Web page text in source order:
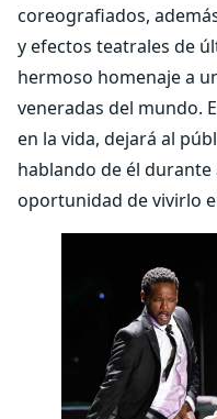
coreografiados,
y efectos teatrales de
hermoso homenaje a
veneradas del mundo.
en la vida, dejará al
hablando de él durante
oportunidad de vivirlo